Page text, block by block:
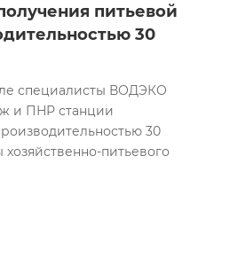
питьевой
30
специалисты ВОДЭКО
и ПНР станции
30
хозяйственно-питьевого